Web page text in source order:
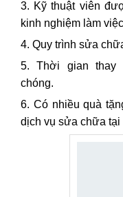
Kỹ thuật viên
kinh nghiệm làm
Quy trình sửa
Thời gian thay
chóng.
Có nhiều quà
dịch vụ sửa chữa tại